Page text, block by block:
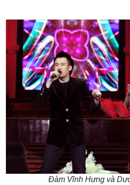
Đàm Vĩnh Hưng và